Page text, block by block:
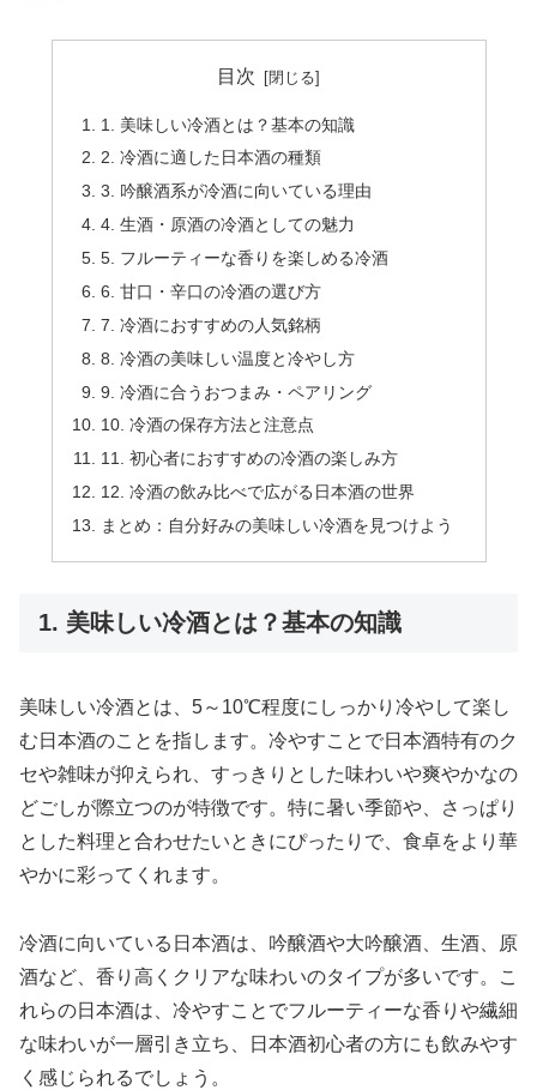
目次
1. 美味しい冷酒とは？基本の知識
2. 冷酒に適した日本酒の種類
3. 吟醸酒系が冷酒に向いている理由
4. 生酒・原酒の冷酒としての魅力
5. フルーティーな香りを楽しめる冷酒
6. 甘口・辛口の冷酒の選び方
7. 冷酒におすすめの人気銘柄
8. 冷酒の美味しい温度と冷やし方
9. 冷酒に合うおつまみ・ペアリング
10. 冷酒の保存方法と注意点
11. 初心者におすすめの冷酒の楽しみ方
12. 冷酒の飲み比べで広がる日本酒の世界
まとめ：自分好みの美味しい冷酒を見つけよう
1. 美味しい冷酒とは？基本の知識
美味しい冷酒とは、5～10℃程度にしっかり冷やして楽し
む日本酒のことを指します。冷やすことで日本酒特有のク
セや雑味が抑えられ、すっきりとした味わいや爽やかなの
どごしが際立つのが特徴です。特に暑い季節や、さっぱり
とした料理と合わせたいときにぴったりで、食卓をより華
やかに彩ってくれます。
冷酒に向いている日本酒は、吟醸酒や大吟醸酒、生酒、原
酒など、香り高くクリアな味わいのタイプが多いです。こ
れらの日本酒は、冷やすことでフルーティーな香りや繊細
な味わいが一層引き立ち、日本酒初心者の方にも飲みやす
く感じられるでしょう。